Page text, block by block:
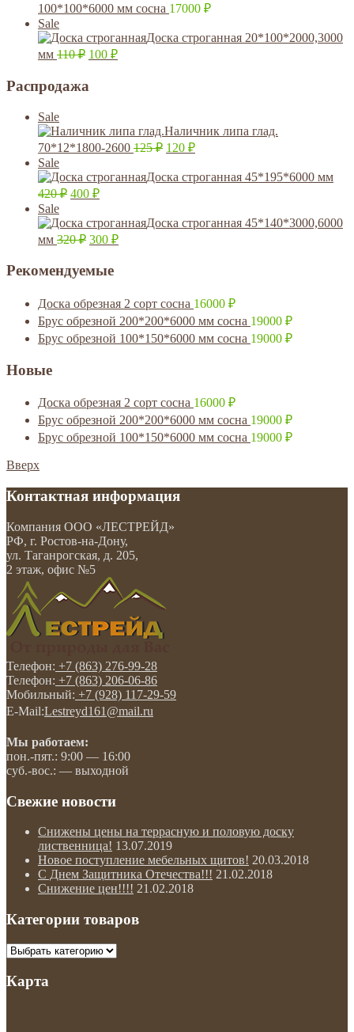
100*100*6000 мм сосна 17000 ₽
Sale
Доска строганная 20*100*2000,3000
мм 110₽ 100 ₽
Распродажа
Sale
Наличник липа глад.
70*12*1800-2600 125₽ 120 ₽
Sale
Доска строганная 45*195*6000 мм
420₽ 400 ₽
Sale
Доска строганная 45*140*3000,6000
мм 320₽ 300 ₽
Рекомендуемые
Доска обрезная 2 сорт сосна 16000 ₽
Брус обрезной 200*200*6000 мм сосна 19000 ₽
Брус обрезной 100*150*6000 мм сосна 19000 ₽
Новые
Доска обрезная 2 сорт сосна 16000 ₽
Брус обрезной 200*200*6000 мм сосна 19000 ₽
Брус обрезной 100*150*6000 мм сосна 19000 ₽
Вверх
Контактная информация
Компания ООО «ЛЕСТРЕЙД»
РФ, г. Ростов-на-Дону,
ул. Таганрогская, д. 205,
2 этаж, офис №5
Телефон: +7 (863) 276-99-28
Телефон: +7 (863) 206-06-86
Мобильный: +7 (928) 117-29-59
E-Mail:Lestreyd161@mail.ru
Мы работаем:
пон.-пят.: 9:00 — 16:00
суб.-вос.: — выходной
Свежие новости
Снижены цены на террасную и половую доску
лиственница! 13.07.2019
Новое поступление мебельных щитов! 20.03.2018
С Днем Защитника Отечества!!! 21.02.2018
Снижение цен!!!! 21.02.2018
Категории товаров
Карта